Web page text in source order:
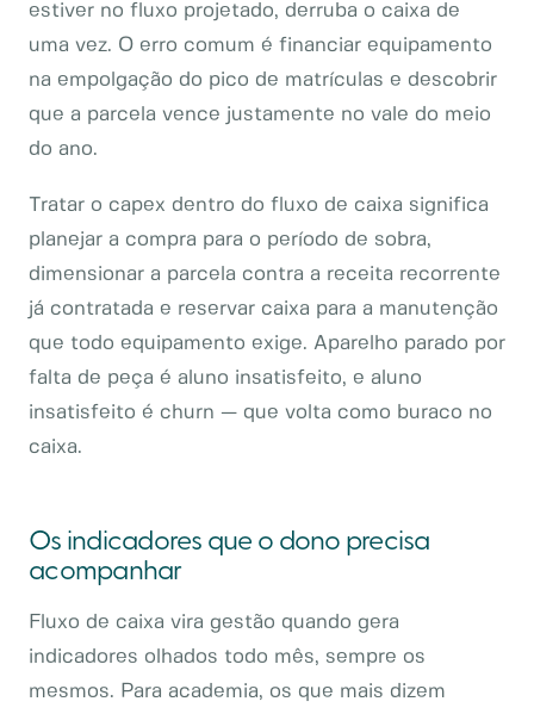
estiver no fluxo projetado, derruba o caixa de
uma vez. O erro comum é financiar equipamento
na empolgação do pico de matrículas e descobrir
que a parcela vence justamente no vale do meio
do ano.
Tratar o capex dentro do fluxo de caixa significa
planejar a compra para o período de sobra,
dimensionar a parcela contra a receita recorrente
já contratada e reservar caixa para a manutenção
que todo equipamento exige. Aparelho parado por
falta de peça é aluno insatisfeito, e aluno
insatisfeito é churn — que volta como buraco no
caixa.
Os indicadores que o dono precisa
acompanhar
Fluxo de caixa vira gestão quando gera
indicadores olhados todo mês, sempre os
mesmos. Para academia, os que mais dizem